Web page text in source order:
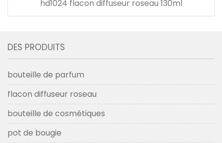
hd1024 flacon diffuseur roseau 130ml
DES PRODUITS
bouteille de parfum
flacon diffuseur roseau
bouteille de cosmétiques
pot de bougie